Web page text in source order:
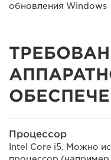
обновления Windows
Процессор
Intel Core i5. Можно